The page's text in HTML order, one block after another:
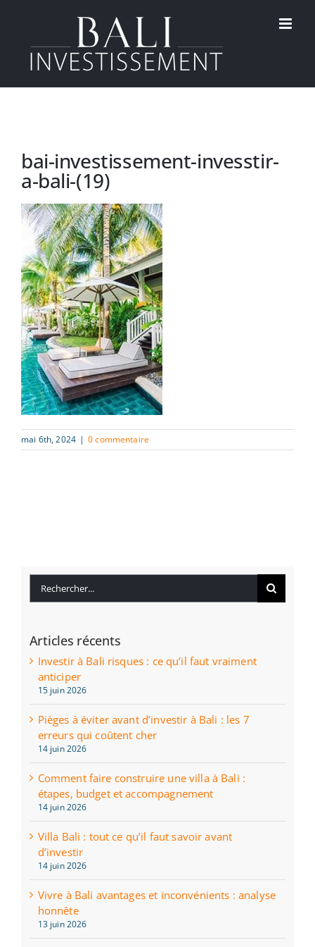
bai-investissement-invesstir-
a-bali-(19)
mai 6th, 2024 | 0 commentaire
Rechercher:
Articles récents
Investir à Bali risques : ce qu’il faut vraiment
anticiper
15 juin 2026
Pièges à éviter avant d’investir à Bali : les 7
erreurs qui coûtent cher
14 juin 2026
Comment faire construire une villa à Bali :
étapes, budget et accompagnement
14 juin 2026
Villa Bali : tout ce qu’il faut savoir avant
d’investir
14 juin 2026
Vivre à Bali avantages et inconvénients : analyse
honnête
13 juin 2026